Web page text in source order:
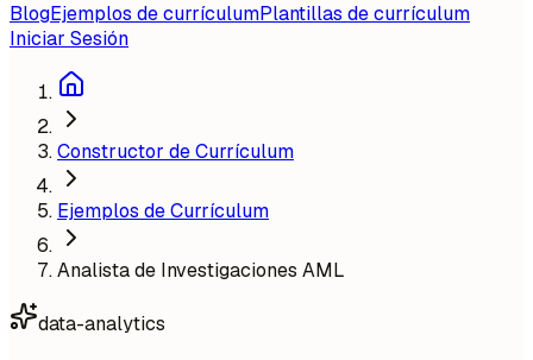
BlogEjemplos de currículumPlantillas de currículum
Iniciar Sesión
Constructor de Currículum
Ejemplos de Currículum
Analista de Investigaciones AML
data-analytics